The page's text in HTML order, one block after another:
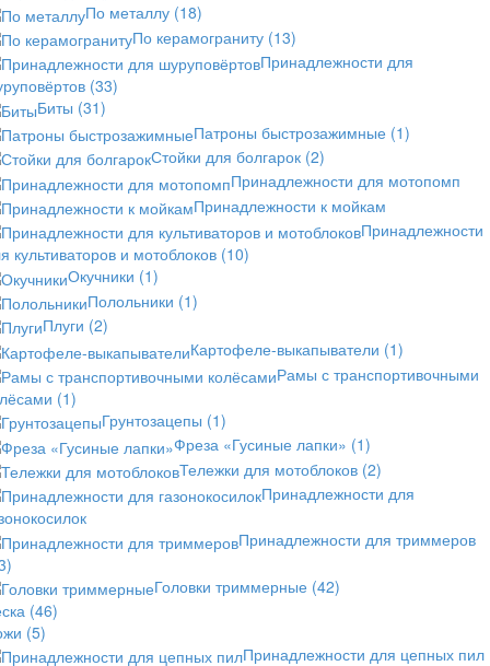
По металлу (18)
По керамограниту (13)
Принадлежности для
(33)
Биты (31)
Патроны быстрозажимные (1)
Стойки для болгарок (2)
Принадлежности для мотопомп
Принадлежности к мойкам
Принадлежности
культиваторов и мотоблоков (10)
Окучники (1)
Полольники (1)
Плуги (2)
Картофеле-выкапыватели (1)
Рамы с транспортивочными
(1)
Грунтозацепы (1)
Фреза «Гусиные лапки» (1)
Тележки для мотоблоков (2)
Принадлежности для
Принадлежности для триммеров
Головки триммерные (42)
(46)
(5)
Принадлежности для цепных пил